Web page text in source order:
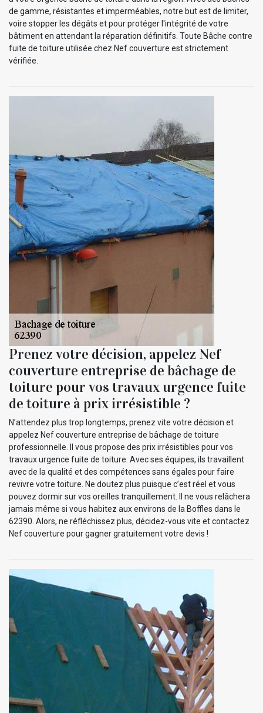
de gamme, résistantes et imperméables, notre but est de limiter,
voire stopper les dégâts et pour protéger l'intégrité de votre
bâtiment en attendant la réparation définitifs. Toute Bâche contre
fuite de toiture utilisée chez Nef couverture est strictement
vérifiée.
Prenez votre décision, appelez Nef
couverture entreprise de bâchage de
toiture pour vos travaux urgence fuite
de toiture à prix irrésistible ?
N’attendez plus trop longtemps, prenez vite votre décision et
appelez Nef couverture entreprise de bâchage de toiture
professionnelle. Il vous propose des prix irrésistibles pour vos
travaux urgence fuite de toiture. Avec ses équipes, ils travaillent
avec de la qualité et des compétences sans égales pour faire
revivre votre toiture. Ne doutez plus puisque c’est réel et vous
pouvez dormir sur vos oreilles tranquillement. Il ne vous relâchera
jamais même si vous habitez aux environs de la Boffles dans le
62390. Alors, ne réfléchissez plus, décidez-vous vite et contactez
Nef couverture pour gagner gratuitement votre devis !